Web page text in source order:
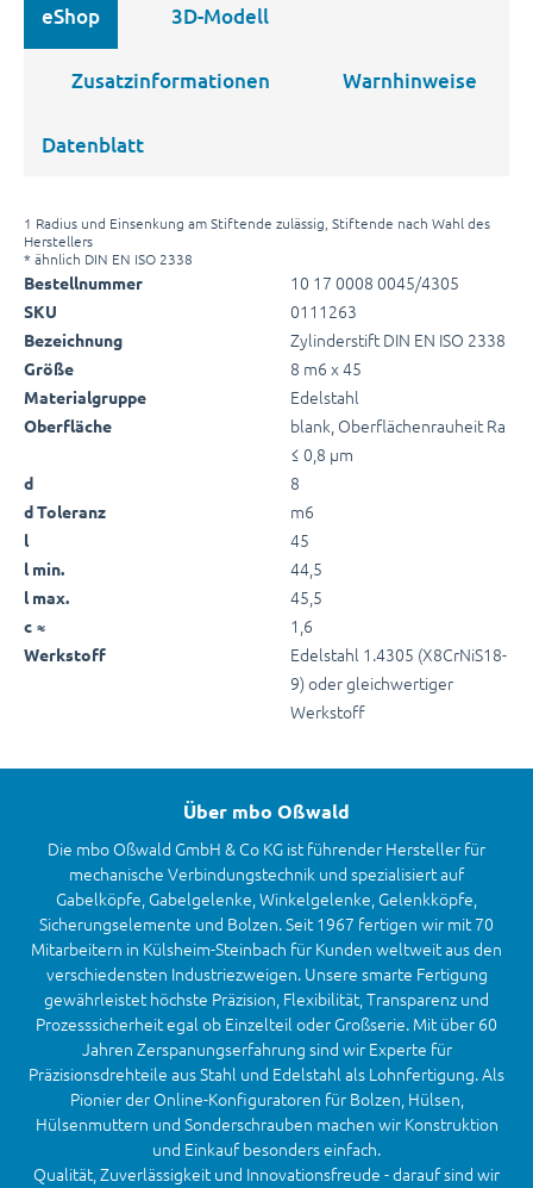
eShop 3D-Modell
Zusatzinformationen Warnhinweise
Datenblatt
1 Radius und Einsenkung am Stiftende zulässig, Stiftende nach Wahl des
Herstellers
* ähnlich DIN EN ISO 2338
Bestellnummer 10 17 0008 0045/4305
SKU 0111263
Bezeichnung Zylinderstift DIN EN ISO 2338
Größe 8 m6 x 45
Materialgruppe Edelstahl
Oberfläche
blank, Oberflächenrauheit Ra
≤ 0,8 µm
d 8
d Toleranz m6
l 45
l min. 44,5
l max. 45,5
c ≈ 1,6
Werkstoff
Edelstahl 1.4305 (X8CrNiS18-
9) oder gleichwertiger
Werkstoff
Über mbo Oßwald
Die mbo Oßwald GmbH & Co KG ist führender Hersteller für
mechanische Verbindungstechnik und spezialisiert auf
Gabelköpfe, Gabelgelenke, Winkelgelenke, Gelenkköpfe,
Sicherungselemente und Bolzen. Seit 1967 fertigen wir mit 70
Mitarbeitern in Külsheim-Steinbach für Kunden weltweit aus den
verschiedensten Industriezweigen. Unsere smarte Fertigung
gewährleistet höchste Präzision, Flexibilität, Transparenz und
Prozesssicherheit egal ob Einzelteil oder Großserie. Mit über 60
Jahren Zerspanungserfahrung sind wir Experte für
Präzisionsdrehteile aus Stahl und Edelstahl als Lohnfertigung. Als
Pionier der Online-Konfiguratoren für Bolzen, Hülsen,
Hülsenmuttern und Sonderschrauben machen wir Konstruktion
und Einkauf besonders einfach.
Qualität, Zuverlässigkeit und Innovationsfreude - darauf sind wir